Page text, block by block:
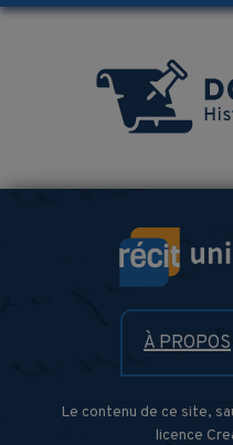
À PROPOS
Le contenu de ce site,
licence